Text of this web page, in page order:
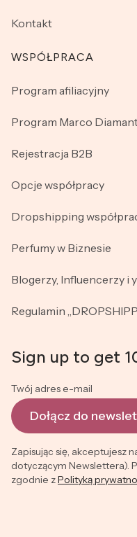
Kontakt
WSPÓŁPRACA
Program afiliacyjny
Program Marco
Rejestracja B2B
Opcje współpracy
Dropshipping
Perfumy w Biznesie
Blogerzy, Influencerzy i
Regulamin
Sign up to get
Twój adres e-mail
Dołącz do
Zapisując się, akceptujesz
dotyczącym Newslettera).
zgodnie zPolityką